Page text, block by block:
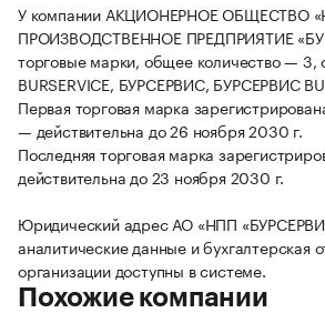
У компании АКЦИОНЕРНОЕ ОБЩЕСТВО
ПРОИЗВОДСТВЕННОЕ ПРЕДПРИЯТИЕ
торговые марки, общее количество — 3,
BURSERVICE, БУРСЕРВИС, БУРСЕРВИС
Первая торговая марка
— действительна до 26 ноября 2030 г.
Последняя торговая марка
действительна до 23 ноября 2030 г.
Юридический адрес АО «НПП
аналитические данные и бухгалтерская
организации доступны в системе.
Похожие компании